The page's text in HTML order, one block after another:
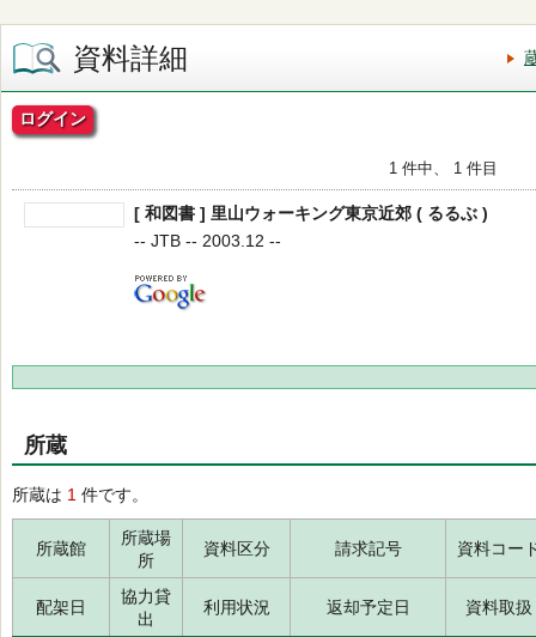
資料詳細
ログイン
1 件中、 1 件目
[ 和図書 ] 里山ウォーキング東京近郊 ( るるぶ )
-- JTB -- 2003.12 --
所蔵
所蔵は 1 件です。
所蔵館
所蔵場
所
資料区分 請求記号 資料コー
配架日
協力貸
出
利用状況 返却予定日 資料取扱